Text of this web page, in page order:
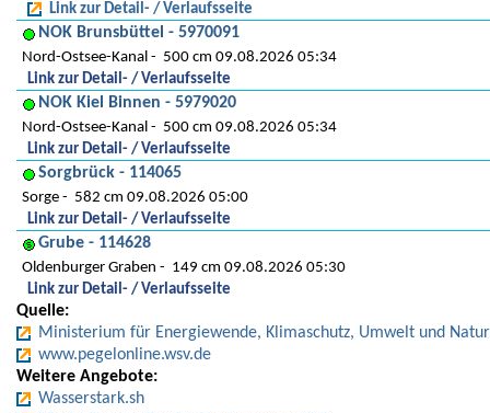
Link zur Detail- / Verlaufsseite
NOK Brunsbüttel - 5970091
Nord-Ostsee-Kanal
500 cm 09.08.2026 05:34
Link zur Detail- / Verlaufsseite
NOK Kiel Binnen - 5979020
Nord-Ostsee-Kanal
500 cm 09.08.2026 05:34
Link zur Detail- / Verlaufsseite
Sorgbrück - 114065
Sorge
582 cm 09.08.2026 05:00
Link zur Detail- / Verlaufsseite
Grube - 114628
Oldenburger Graben
149 cm 09.08.2026 05:30
Link zur Detail- / Verlaufsseite
Quelle:
Ministerium für Energiewende, Klimaschutz, Umwelt und Natur
www.pegelonline.wsv.de
Weitere Angebote:
Wasserstark.sh